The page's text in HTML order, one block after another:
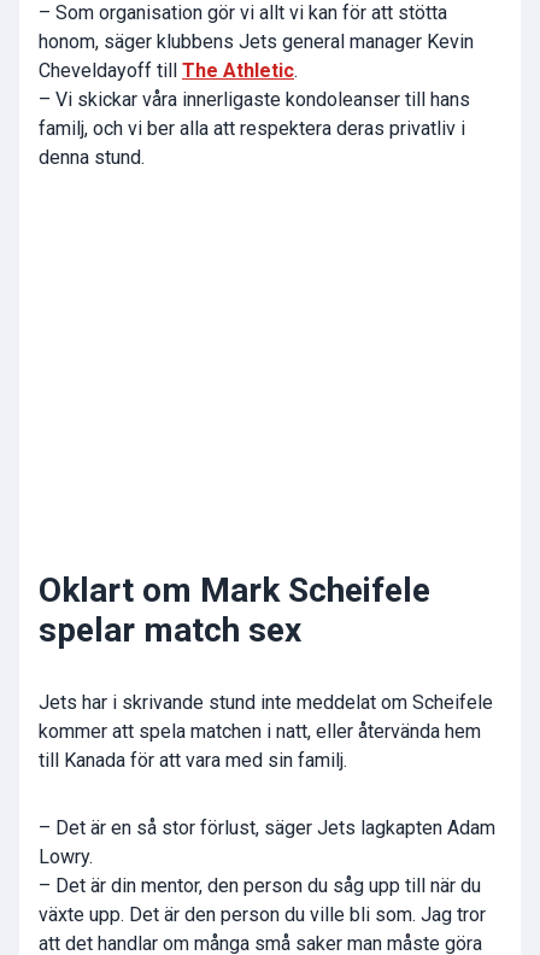
– Som organisation gör vi allt vi kan för att stötta
honom, säger klubbens Jets general manager Kevin
Cheveldayoff till The Athletic.
– Vi skickar våra innerligaste kondoleanser till hans
familj, och vi ber alla att respektera deras privatliv i
denna stund.
Oklart om Mark Scheifele
spelar match sex
Jets har i skrivande stund inte meddelat om Scheifele
kommer att spela matchen i natt, eller återvända hem
till Kanada för att vara med sin familj.
– Det är en så stor förlust, säger Jets lagkapten Adam
Lowry.
– Det är din mentor, den person du såg upp till när du
växte upp. Det är den person du ville bli som. Jag tror
att det handlar om många små saker man måste göra